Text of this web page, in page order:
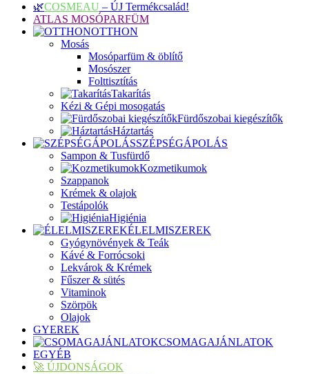
🌿COSMEAU – ÚJ Termékcsalád!
ATLAS MOSÓPARFÜM
OTTHON
Mosás
Mosóparfüm & öblítő
Mosószer
Folttisztítás
Takarítás
Kézi & Gépi mosogatás
Fürdőszobai kiegészítők
Háztartás
SZÉPSÉGÁPOLÁS
Sampon & Tusfürdő
Kozmetikumok
Szappanok
Krémek & olajok
Testápolók
Higiénia
ÉLELMISZEREK
Gyógynövények & Teák
Kávé & Forrócsoki
Lekvárok & Krémek
Fűszer & sütés
Vitaminok
Szörpök
Olajok
GYEREK
CSOMAGAJÁNLATOK
EGYÉB
🚀 ÚJDONSÁGOK